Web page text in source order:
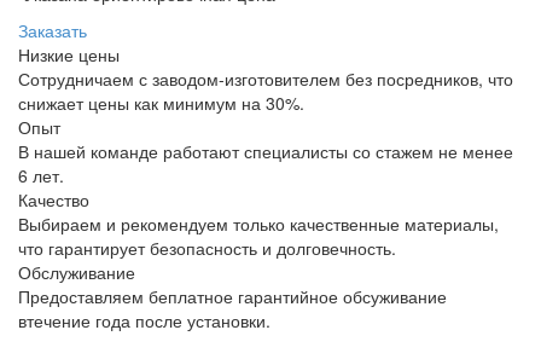
Заказать
Низкие цены
Сотрудничаем с заводом-изготовителем без посредников, что
снижает цены как минимум на 30%.
Опыт
В нашей команде работают специалисты со стажем не менее
6 лет.
Качество
Выбираем и рекомендуем только качественные материалы,
что гарантирует безопасность и долговечность.
Обслуживание
Предоставляем беплатное гарантийное обсуживание
втечение года после установки.